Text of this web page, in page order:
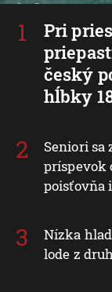
Pri
český
hĺbky
Seniori sa
príspevok
poisťovňa
Nízka
lode z